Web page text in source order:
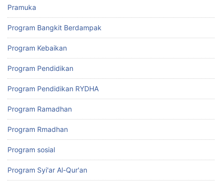
Pramuka
Program Bangkit Berdampak
Program Kebaikan
Program Pendidikan
Program Pendidikan RYDHA
Program Ramadhan
Program Rmadhan
Program sosial
Program Syi'ar Al-Qur'an